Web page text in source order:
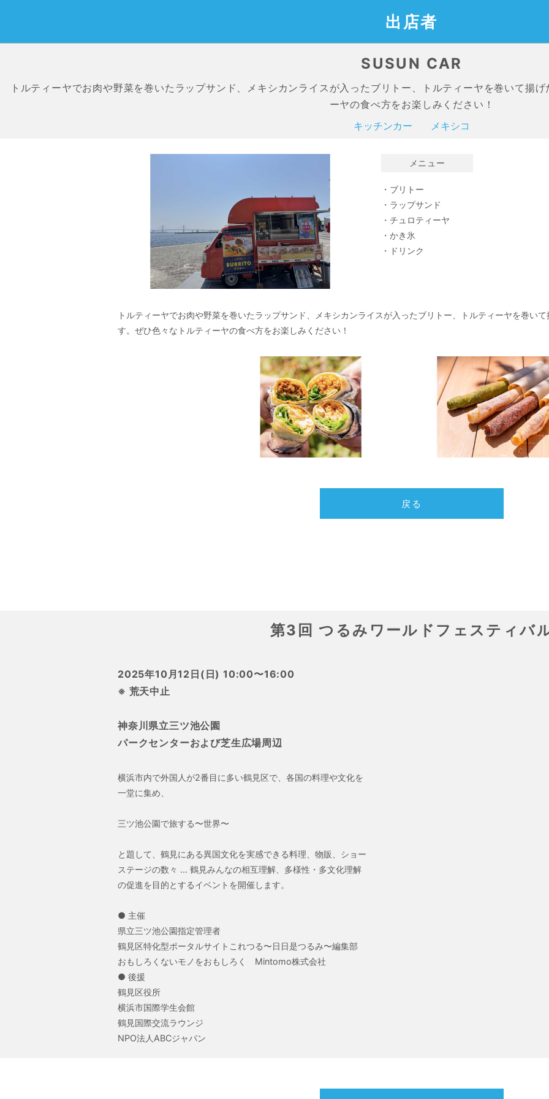
出店者
SUSUN CAR
トルティーヤでお肉や野菜を巻いたラップサンド、メキシカンライスが入ったブリトー、トルティーヤを巻いて揚
ーヤの食べ方をお楽しみください！
キッチンカー
メキシコ
メニュー
・ブリトー
・ラップサンド
・チュロティーヤ
・かき氷
・ドリンク
トルティーヤでお肉や野菜を巻いたラップサンド、メキシカンライスが入ったブリトー、トルティーヤを巻い
す。ぜひ色々なトルティーヤの食べ方をお楽しみください！
第3回 つるみワールドフェスティバ
2025年10月12日(日) 10:00〜16:00
※ 荒天中止
神奈川県立三ツ池公園
パークセンターおよび芝生広場周辺
横浜市内で外国人が2番目に多い鶴見区で、各国の料理や文化を
一堂に集め、
三ツ池公園で旅する〜世界〜
と題して、鶴見にある異国文化を実感できる料理、物販、ショー
ステージの数々 ... 鶴見みんなの相互理解、多様性・多文化理解
の促進を目的とするイベントを開催します。
● 主催
県立三ツ池公園指定管理者
鶴見区特化型ポータルサイトこれつる〜日日是つるみ〜編集部
おもしろくないモノをおもしろく Mintomo株式会社
● 後援
鶴見区役所
横浜市国際学生会館
鶴見国際交流ラウンジ
NPO法人ABCジャパン